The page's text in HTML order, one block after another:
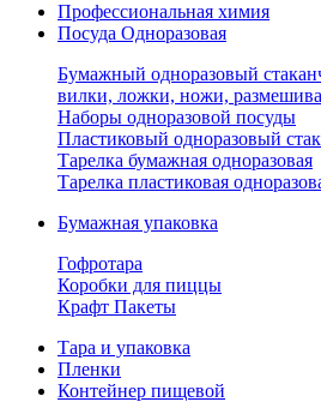
Профессиональная химия
Посуда Одноразовая
Бумажный одноразовый
вилки, ложки, ножи,
Наборы одноразовой посуды
Пластиковый одноразовый
Тарелка бумажная одноразовая
Тарелка пластиковая
Бумажная упаковка
Гофротара
Коробки для пиццы
Крафт Пакеты
Тара и упаковка
Пленки
Контейнер пищевой